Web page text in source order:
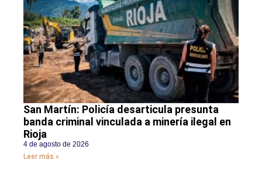
San Martín: Policía desarticula presunta
banda criminal vinculada a minería ilegal en
Rioja
4 de agosto de 2026
Leer más »